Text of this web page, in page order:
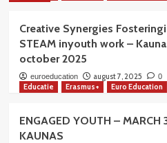
Creative Synergies
STEAM inyouth work –
october 2025
euroeducation august 7, 2025 0
Educatie Erasmus+ Euro Education
ENGAGED YOUTH – MARCH
KAUNAS